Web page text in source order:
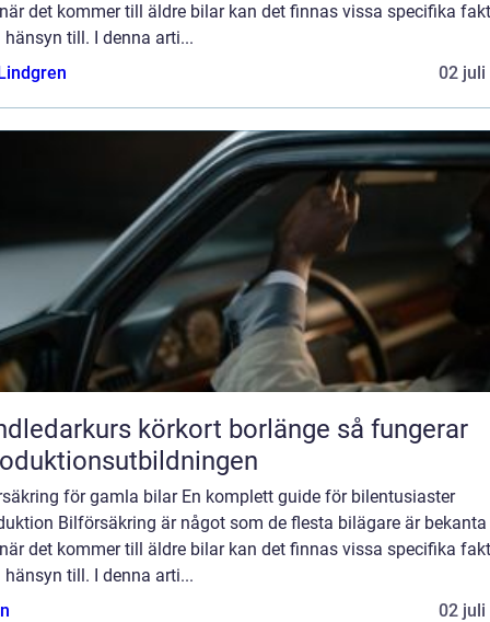
det kommer till äldre bilar kan det finnas vissa specifika
till. I denna arti...
02 juli
körkort borlänge så fungerar
för gamla bilar En komplett guide för bilentusiaster
Bilförsäkring är något som de flesta bilägare är bekanta
det kommer till äldre bilar kan det finnas vissa specifika
till. I denna arti...
02 juli